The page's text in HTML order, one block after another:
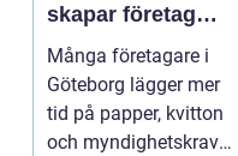
skapar företag
bättre kontroll och
mer tid
Många företagare i
Göteborg lägger mer
tid på papper, kvitton
och myndighetskrav